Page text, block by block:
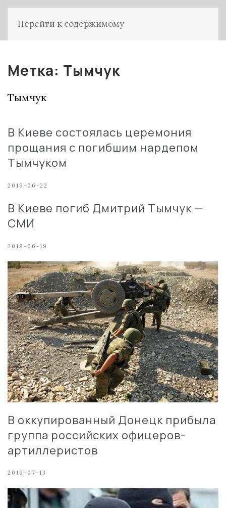
Перейти к содержимому
Метка: Тымчук
Тымчук
В Киеве состоялась церемония
прощания с погибшим нардепом
Тымчуком
2019-06-22
В Киеве погиб Дмитрий Тымчук —
СМИ
2019-06-19
В оккупированный Донецк прибыла
группа российских офицеров-
артиллеристов
2016-07-13